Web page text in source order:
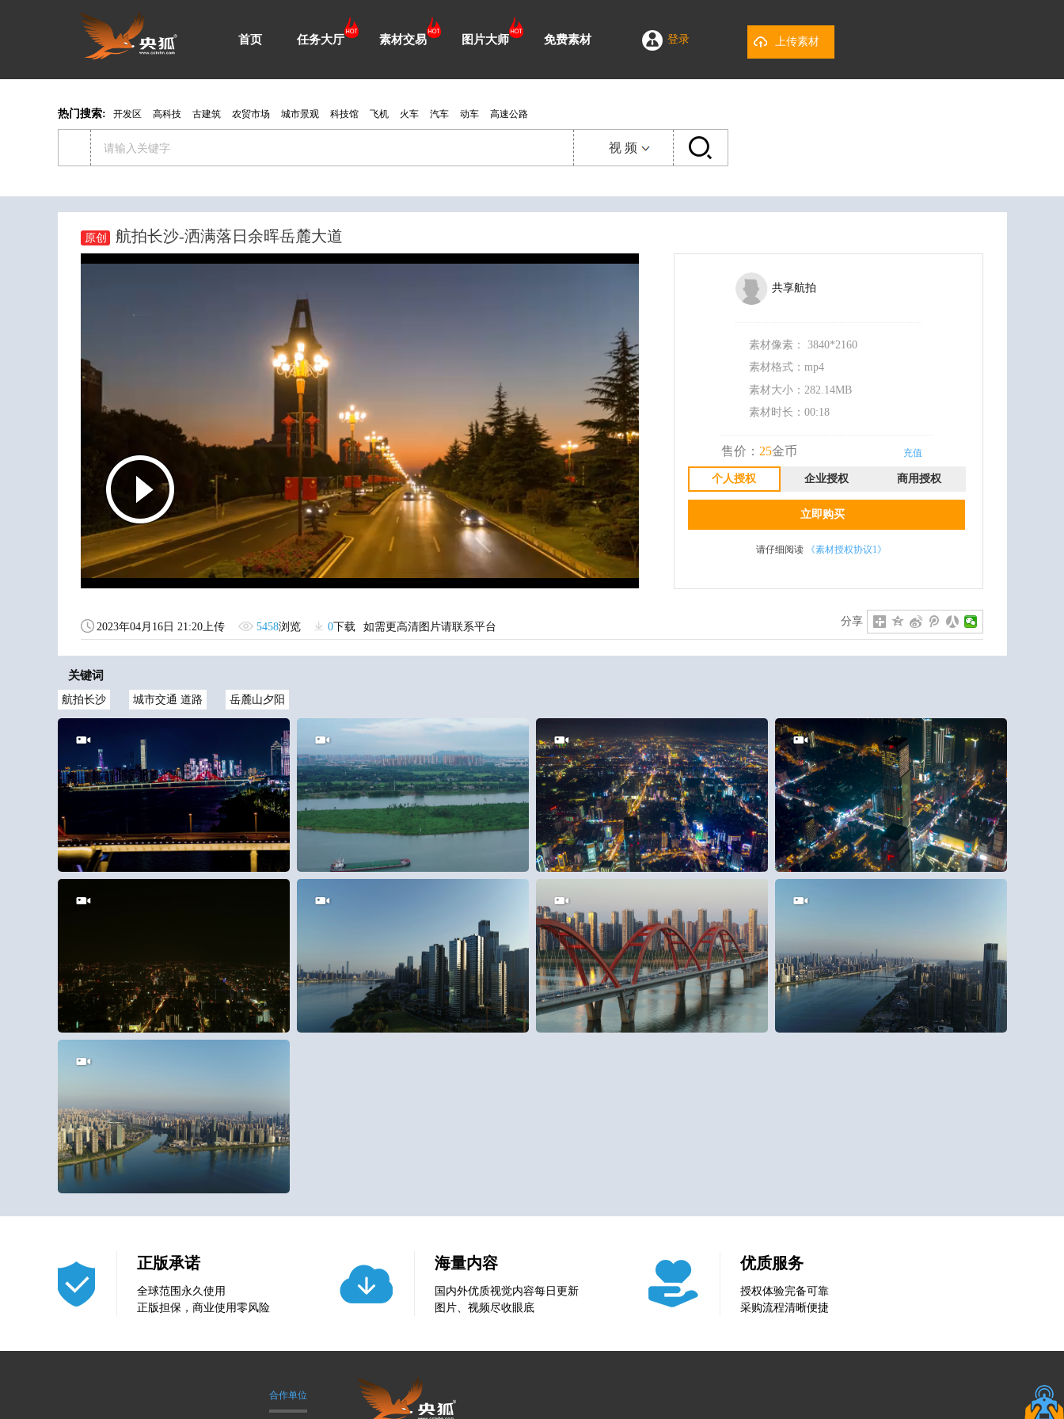
首页 任务大厅 素材交易 图片大师 免费素材 上传素材
登录
热门搜索: 开发区 高科技 古建筑 农贸市场 城市景观 科技馆 飞机 火车 汽车 动车 高速公路
视 频
延 时
原创 航拍长沙-洒满落日余晖岳麓大道
共享航拍
素材像素： 3840*2160
素材格式： mp4
素材大小： 282.14MB
素材时长：00:18
售价： 25金币 充值
个人授权 企业授权 商用授权
立即购买
请仔细阅读 《素材授权协议1》
2023年04月16日 21:20上传 5458浏览 0下载 如需更高清图片请联系平台 分享
关键词
航拍长沙 城市交通 道路 岳麓山夕阳
200 1
300
0 150 0
150 0
0 80 0
1
正版承诺
全球范围永久使用
正版担保，商业使用零风险
海量内容
国内外优质视觉内容每日更新
图片、视频尽收眼底
优质服务
授权体验完备可靠
采购流程清晰便捷
合作单位